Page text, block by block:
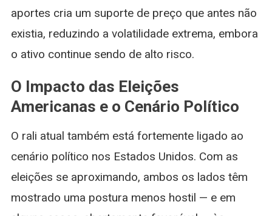
aportes cria um suporte de preço que antes não
existia, reduzindo a volatilidade extrema, embora
o ativo continue sendo de alto risco.
O Impacto das Eleições
Americanas e o Cenário Político
O rali atual também está fortemente ligado ao
cenário político nos Estados Unidos. Com as
eleições se aproximando, ambos os lados têm
mostrado uma postura menos hostil — e em